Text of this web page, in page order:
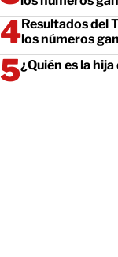
Resultados del
los números
¿Quién es la